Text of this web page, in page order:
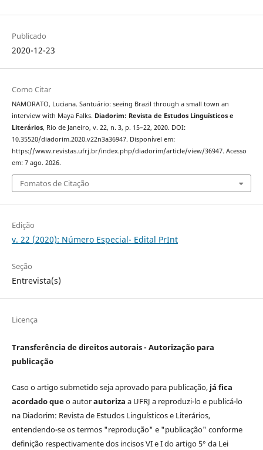
Publicado
2020-12-23
Como Citar
NAMORATO, Luciana. Santuário: seeing Brazil through a small town an
interview with Maya Falks. Diadorim: Revista de Estudos Linguísticos e
Literários, Rio de Janeiro, v. 22, n. 3, p. 15–22, 2020. DOI:
10.35520/diadorim.2020.v22n3a36947. Disponível em:
https://www.revistas.ufrj.br/index.php/diadorim/article/view/36947. Acesso
em: 7 ago. 2026.
Fomatos de Citação
Edição
v. 22 (2020): Número Especial- Edital PrInt
Seção
Entrevista(s)
Licença
Transferência de direitos autorais - Autorização para
publicação
Caso o artigo submetido seja aprovado para publicação, já fica
acordado queo autorautoriza a UFRJ a reproduzi-lo e publicá-lo
na Diadorim: Revista de Estudos Linguísticos e Literários,
entendendo-se os termos "reprodução" e "publicação" conforme
definição respectivamente dos incisos VI e I do artigo 5° da Lei